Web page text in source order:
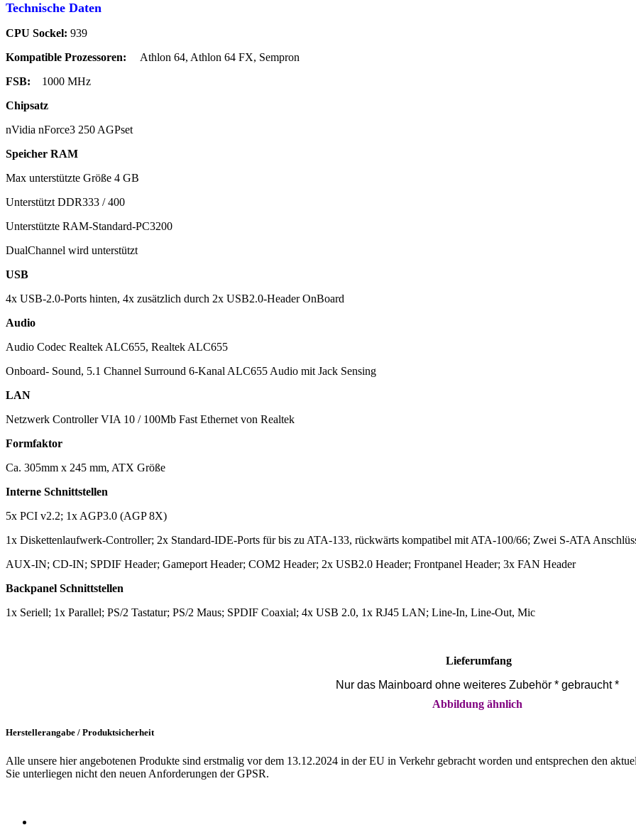
Technische Daten
CPU Sockel: 939
Kompatible Prozessoren: Athlon 64, Athlon 64 FX, Sempron
FSB: 1000 MHz
Chipsatz
nVidia nForce3 250 AGPset
Speicher RAM
Max unterstützte Größe 4 GB
Unterstützt DDR333 / 400
Unterstützte RAM-Standard-PC3200
DualChannel wird unterstützt
USB
4x USB-2.0-Ports hinten, 4x zusätzlich durch 2x USB2.0-Header OnBoard
Audio
Audio Codec Realtek ALC655, Realtek ALC655
Onboard- Sound, 5.1 Channel Surround 6-Kanal ALC655 Audio mit Jack Sensing
LAN
Netzwerk Controller VIA 10 / 100Mb Fast Ethernet von Realtek
Formfaktor
Ca. 305mm x 245 mm, ATX Größe
Interne Schnittstellen
5x PCI v2.2; 1x AGP3.0 (AGP 8X)
1x Diskettenlaufwerk-Controller; 2x Standard-IDE-Ports für bis zu ATA-133, rückwärts kompatibel mit ATA-100/66; Zwei S-ATA
AUX-IN; CD-IN; SPDIF Header; Gameport Header; COM2 Header; 2x USB2.0 Header; Frontpanel Header; 3x FAN Header
Backpanel Schnittstellen
1x Seriell; 1x Parallel; PS/2 Tastatur; PS/2 Maus; SPDIF Coaxial; 4x USB 2.0, 1x RJ45 LAN; Line-In, Line-Out, Mic
Lieferumfang
Nur das Mainboard ohne weiteres Zubehör * gebraucht *
Abbildung ähnlich
Herstellerangabe / Produktsicherheit
Alle unsere hier angebotenen Produkte sind erstmalig vor dem 13.12.2024 in der EU in Verkehr gebracht worden und entsprechen den
Sie unterliegen nicht den neuen Anforderungen der GPSR.